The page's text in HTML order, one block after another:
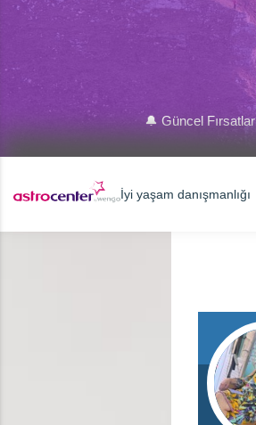
🔔 Güncel Fırsatlar
İyi yaşam danışmanlığı